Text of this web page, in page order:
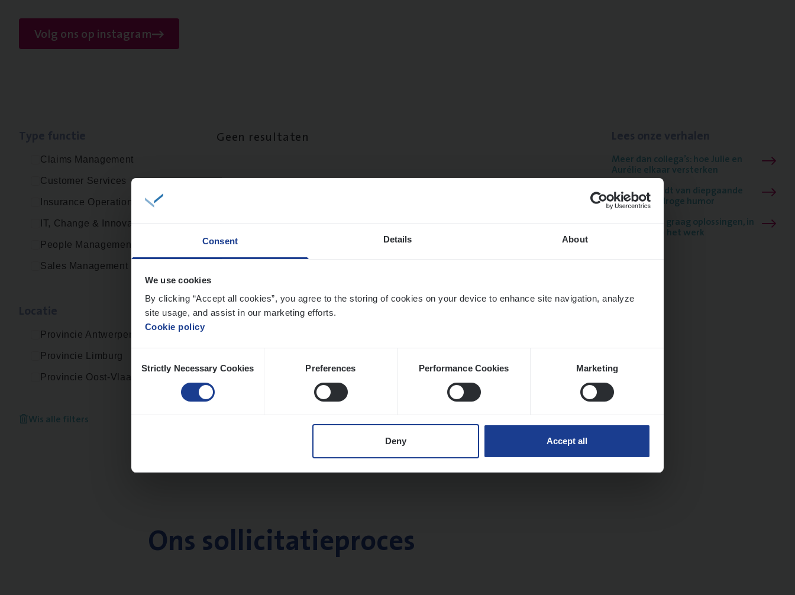
Consent Details About
We use cookies
By clicking “Accept all cookies”, you agree to the storing of cookies on your device to enhance site navigation, analyze
site usage, and assist in our marketing efforts.
Cookie policy
Selection
Strictly Necessary Cookies Preferences Performance Cookies Marketing
Deny Accept all
Volg ons op instagram
Claims Management
Customer Services
Insurance Operations
IT, Change & Innovation
People Management
Sales Management
Provincie Antwerpen
Provincie Limburg
Provincie Oost-Vlaanderen
Wis alle filters
Geen resultaten
Meer dan collega’s: hoe Julie en
Aurélie elkaar versterken
Mathias houdt van diepgaande
dossiers én droge humor
Thalia zoekt graag oplossingen, in
games én op het werk
Ons sollicitatieproces